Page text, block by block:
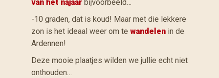
van het najaar bijvoorbeeld…
-10 graden, dat is koud! Maar met die lekkere
zon is het ideaal weer om te wandelenin de
Ardennen!
Deze mooie plaatjes wilden we jullie echt niet
onthouden…